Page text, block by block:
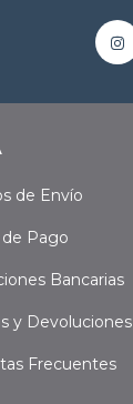
de Envío
Pago
Bancarias
y Devoluciones
Frecuentes